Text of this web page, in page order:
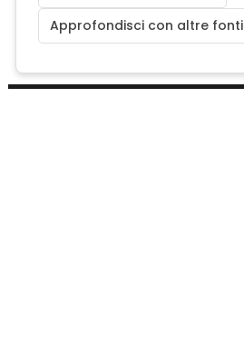
Approfondisci con altre fonti